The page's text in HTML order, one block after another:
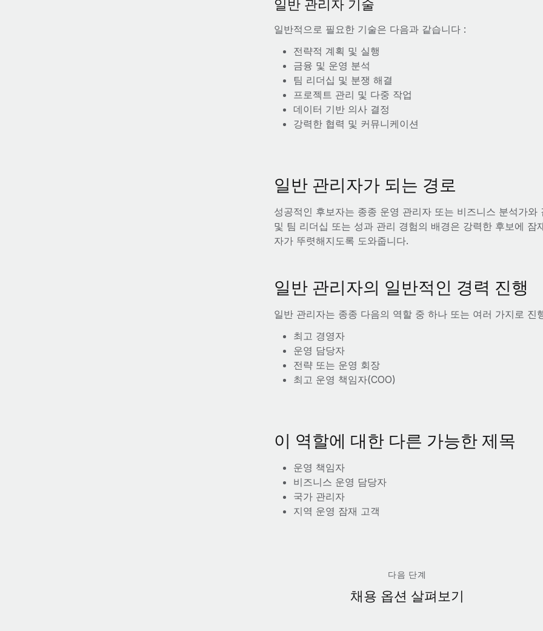
일반 관리자 기술
일반적으로 필요한 기술은 다음과 같습니다 :
전략적 계획 및 실행
금융 및 운영 분석
팀 리더십 및 분쟁 해결
프로젝트 관리 및 다중 작업
데이터 기반 의사 결정
강력한 협력 및 커뮤니케이션
일반 관리자가 되는 경로
성공적인 후보자는 종종 운영 관리자 또는 비즈니스 분석가
및 팀 리더십 또는 성과 관리 경험의 배경은 강력한 후보에
자가 뚜렷해지도록 도와줍니다.
일반 관리자의 일반적인 경력 진행
일반 관리자는 종종 다음의 역할 중 하나 또는 여러 가지로 진
최고 경영자
운영 담당자
전략 또는 운영 회장
최고 운영 책임자(COO)
이 역할에 대한 다른 가능한 제목
운영 책임자
비즈니스 운영 담당자
국가 관리자
지역 운영 잠재 고객
다음 단계
채용 옵션 살펴보기